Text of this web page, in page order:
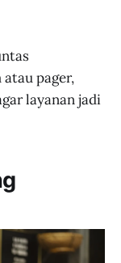
pager,
layanan jadi